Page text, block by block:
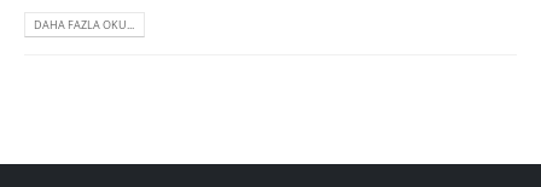
DAHA FAZLA OKU...